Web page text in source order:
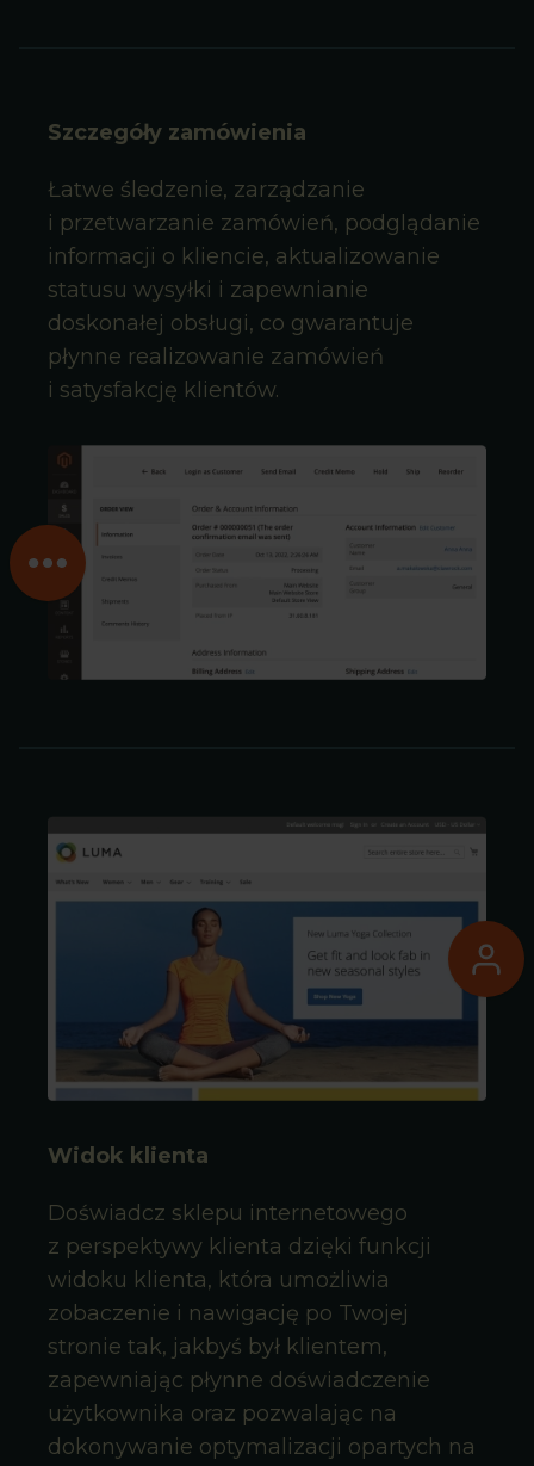
Szczegóły zamówienia
Łatwe śledzenie, zarządzanie
i przetwarzanie zamówień, podglądanie
informacji o kliencie, aktualizowanie
statusu wysyłki i zapewnianie
doskonałej obsługi, co gwarantuje
płynne realizowanie zamówień
i satysfakcję klientów.
Widok klienta
Doświadcz sklepu internetowego
z perspektywy klienta dzięki funkcji
widoku klienta, która umożliwia
zobaczenie i nawigację po Twojej
stronie tak, jakbyś był klientem,
zapewniając płynne doświadczenie
użytkownika oraz pozwalając na
dokonywanie optymalizacji opartych na